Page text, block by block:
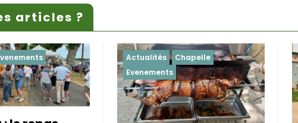
articles ?
Chapelle
Actualités Evenements